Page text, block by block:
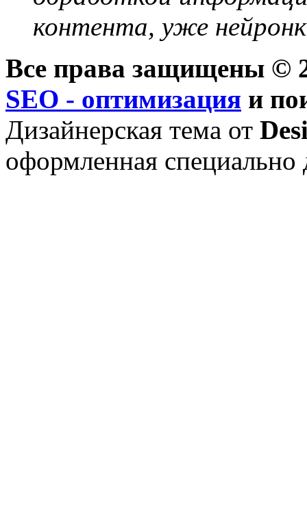
контента, уже
Все права защищены ©
SEO - оптимизация и
Дизайнерская тема от
оформленная